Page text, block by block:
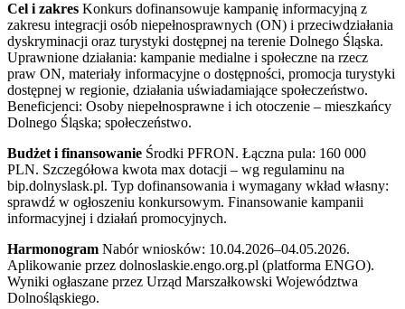
Cel i zakres Konkurs dofinansowuje kampanię informacyjną z
zakresu integracji osób niepełnosprawnych (ON) i przeciwdziałania
dyskryminacji oraz turystyki dostępnej na terenie Dolnego Śląska.
Uprawnione działania: kampanie medialne i społeczne na rzecz
praw ON, materiały informacyjne o dostępności, promocja turystyki
dostępnej w regionie, działania uświadamiające społeczeństwo.
Beneficjenci: Osoby niepełnosprawne i ich otoczenie – mieszkańcy
Dolnego Śląska; społeczeństwo.
Budżet i finansowanie Środki PFRON. Łączna pula: 160 000
PLN. Szczegółowa kwota max dotacji – wg regulaminu na
bip.dolnyslask.pl. Typ dofinansowania i wymagany wkład własny:
sprawdź w ogłoszeniu konkursowym. Finansowanie kampanii
informacyjnej i działań promocyjnych.
Harmonogram Nabór wniosków: 10.04.2026–04.05.2026.
Aplikowanie przez dolnoslaskie.engo.org.pl (platforma ENGO).
Wyniki ogłaszane przez Urząd Marszałkowski Województwa
Dolnośląskiego.